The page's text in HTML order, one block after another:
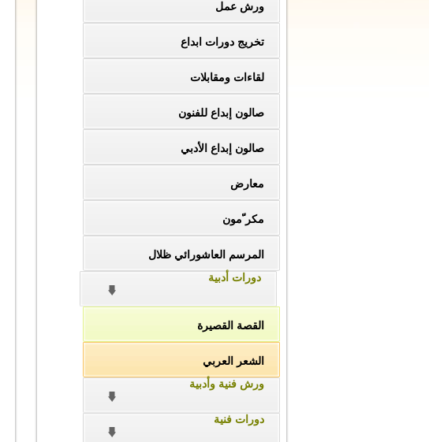
ورش عمل
تخريج دورات ابداع
لقاءات ومقابلات
صالون إبداع للفنون
صالون إبداع الأدبي
معارض
مكر ّمون
المرسم العاشورائي ظلال
دورات أدبية
القصة القصيرة
الشعر العربي
ورش فنية وأدبية
دورات فنية